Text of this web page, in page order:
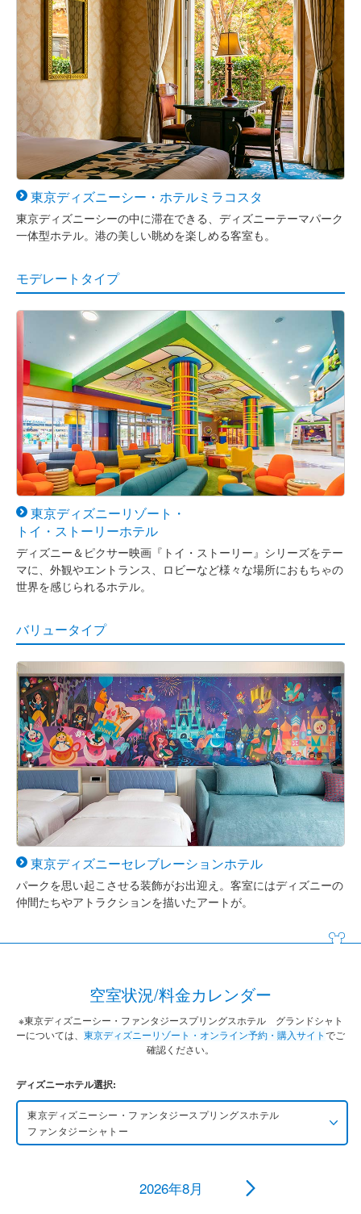
東京ディズニーシー・ ホテルミラコスタ
東京ディズニーシーの中に滞在できる、ディズニーテーマパーク
一体型ホテル。港の美しい眺めを楽しめる客室も。
モデレートタイプ
東京ディズニーリゾート・
トイ・ストーリーホテル
ディズニー＆ピクサー映画『トイ・ストーリー』シリーズをテー
マに、外観やエントランス、ロビーなど様々な場所におもちゃの
世界を感じられるホテル。
バリュータイプ
東京ディズニーセレブレーションホテル
パークを思い起こさせる装飾がお出迎え。客室にはディズニーの
仲間たちやアトラクションを描いたアートが。
空室状況/料金カレンダー
※東京ディズニーシー・ファンタジースプリングスホテル グランドシャト
ーについては、 東京ディズニーリゾート・オンライン予約・購入サイトでご
確認ください。
ディズニーホテル選択:
東京ディズニーシー・ファンタジースプリングスホテル
ファンタジーシャトー
2026年8月